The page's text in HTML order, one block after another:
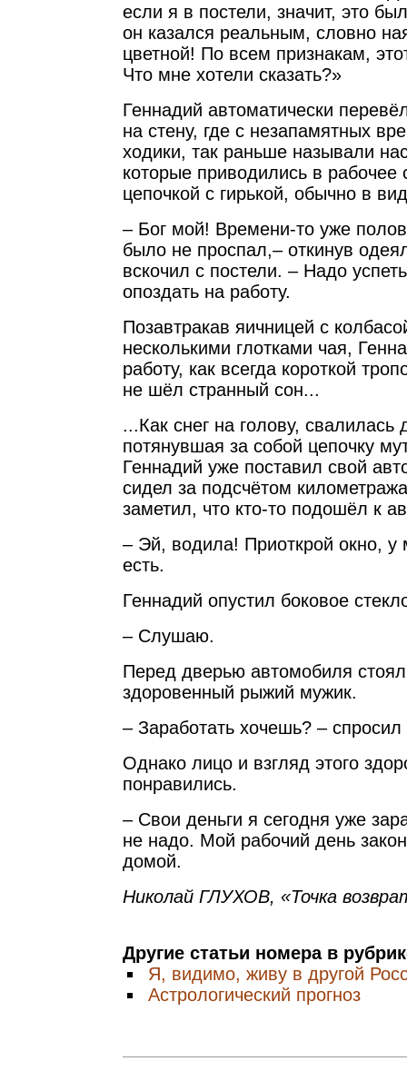
если я в постели, значит, это
он казался реальным, словно
цветной! По всем признакам,
Что мне хотели сказать?»
Геннадий автоматически
на стену, где с незапамятных
ходики, так раньше называли
которые приводились в рабочее
цепочкой с гирькой, обычно в
– Бог мой! Времени-то уже
было не проспал,– откинув
вскочил с постели. – Надо
опоздать на работу.
Позавтракав яичницей с
несколькими глотками чая,
работу, как всегда короткой
не шёл странный сон...
...Как снег на голову, свалилась
потянувшая за собой цепочку
Геннадий уже поставил свой
сидел за подсчётом
заметил, что кто-то подошёл к
– Эй, водила! Приоткрой окно, у
есть.
Геннадий опустил боковое
– Слушаю.
Перед дверью автомобиля
здоровенный рыжий мужик.
– Заработать хочешь? – спросил
Однако лицо и взгляд этого
понравились.
– Свои деньги я сегодня уже
не надо. Мой рабочий день
домой.
Николай ГЛУХОВ, «Точка
Другие статьи номера в
Я, видимо, живу в другой
Астрологический прогноз